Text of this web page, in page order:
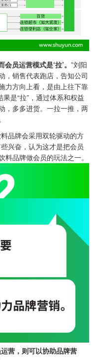
员运营模式是‘拉’。 ”刘阳
，销售代表跑店，告知公司
力方向上看，是由上往下靠
是“拉”，通过体系和权益
，多多进货。一拉一推，两
品牌会采用双轮驱动的方
兴奋，认为这才是把会员
品牌做会员的玩法之一。
营，则可以协助品牌营